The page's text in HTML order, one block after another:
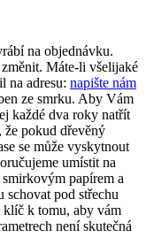
na objednávku.
Máte-li všelijaké
na adresu: napište nám
ze smrku. Aby Vám
každé dva roky natřít
že pokud dřevěný
se může vyskytnout
umístit na
papírem a
schovat pod střechu
klíč k tomu, aby vám
není skutečná